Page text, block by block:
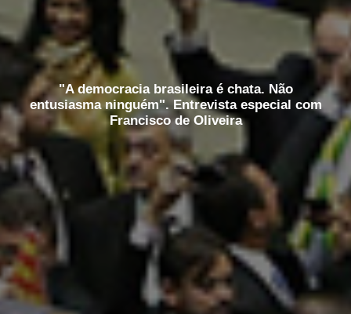
"A democracia brasileira é chata. Não
entusiasma ninguém". Entrevista especial com
Francisco de Oliveira